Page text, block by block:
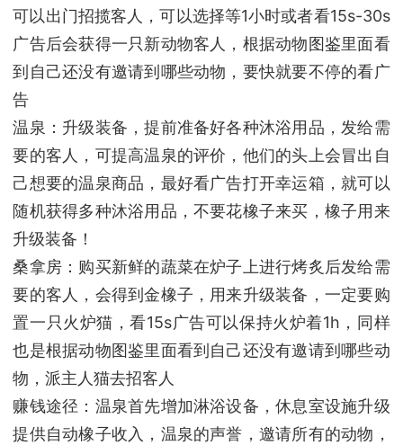
可以出门招揽客人，可以选择等1小时或者看15s-30s
广告后会获得一只新动物客人，根据动物图鉴里面看
到自己还没有邀请到哪些动物，要快就要不停的看广
告
温泉：升级装备，提前准备好各种沐浴用品，发给需
要的客人，可提高温泉的评价，他们的头上会冒出自
己想要的温泉商品，最好看广告打开幸运箱，就可以
随机获得多种沐浴用品，不要花橡子来买，橡子用来
升级装备！
桑拿房：购买新鲜的蔬菜在炉子上进行烤炙后发给需
要的客人，会得到金橡子，用来升级装备，一定要购
置一只火炉猫，看15s广告可以保持火炉着1h，同样
也是根据动物图鉴里面看到自己还没有邀请到哪些动
物，派主人猫去招客人
赚钱途径：温泉首先增加淋浴设备，休息室设施升级
提供自动橡子收入，温泉的声誉，邀请所有的动物，